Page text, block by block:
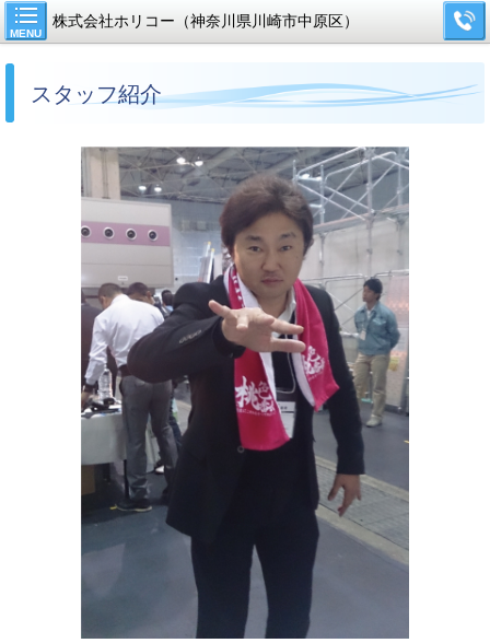
MENU
株式会社ホリコー（神奈川県川崎市中原区）
スタッフ紹介